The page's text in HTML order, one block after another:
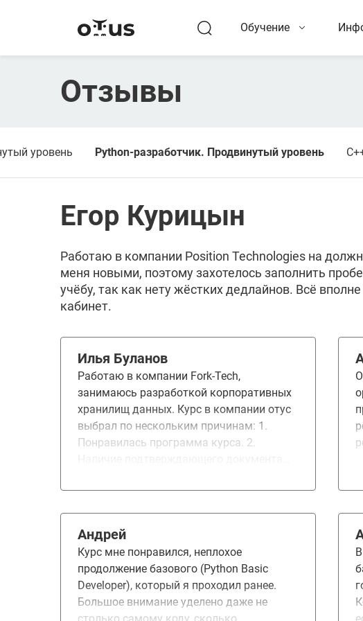
Обучение
Отзывы
уровень Python-разработчик. Продвинутый уровень
Егор Курицын
Работаю в компании Position Technologies на
меня новыми, поэтому захотелось заполнить
учёбу, так как нету жёстких дедлайнов. Всё
кабинет.
Илья Буланов
Работаю в компании Fork-Tech,
занимаюсь разработкой корпоративных
хранилищ данных. Курс в компании отус
выбрал по нескольким причинам: 1.
Понравилась программа курса. 2.
курсы в отус, было спец предложение,
открытость преподавателей, процесс
сдачи и проверки дз и итоговой работы.
На последнем курсе было много
объемных дз, совмещать с работой
достаточно сложно, поэтому хотелось бы
Андрей
Курс мне понравился, неплохое
продолжение базового (Python Basic
Developer), который я проходил ранее.
Большое внимание уделено даже не